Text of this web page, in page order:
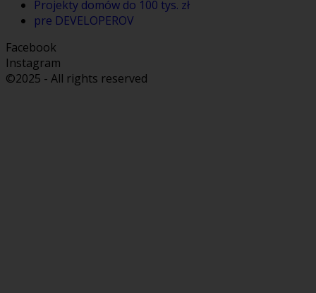
Projekty domów do 100 tys. zł
pre DEVELOPEROV
Facebook
Instagram
©2025 - All rights reserved